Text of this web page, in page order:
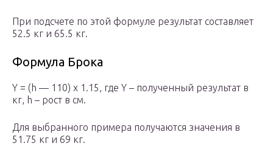
При подсчете по этой формуле результат составляет
52.5 кг и 65.5 кг.
Формула Брока
Y = (h — 110) х 1.15, где Y – полученный результат в
кг, h – рост в см.
Для выбранного примера получаются значения в
51.75 кг и 69 кг.